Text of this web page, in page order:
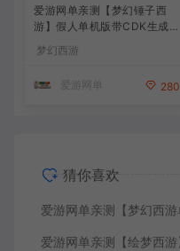
爱游网单亲测【梦幻锤子西
游】假人单机版带CDK生成兑
换自动抓鬼无限抽奖 仙玉 一
键启动视频安装教学
梦幻西游
爱游网单 280
猜你喜欢